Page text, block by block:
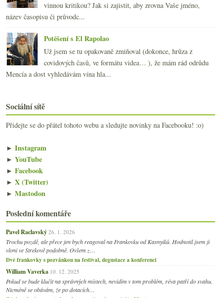
vinnou kritikou? Jak si zajistit, aby zrovna Vaše jméno,
název časopisu či průvodc...
Potěšení s El Rapolao
Už jsem se tu opakovaně zmiňoval (dokonce, hrůza z
covidových časů, ve formátu videa… ), že mám rád odrůdu
Mencía a dost vyhledávám vína hla...
Sociální sítě
Přidejte se do přátel tohoto webu a sledujte novinky na Facebooku! :o)
► Instagram
► YouTube
► Facebook
► X (Twitter)
► Mastodon
Poslední komentáře
Pavel Raclavský 26. 1. 2026
Trochu pozdě, ale přece jen bych reagoval na Frankovku od Kasnyiků. Hodnotil jsem ji
vloni ve Strekově podobně. Ovšem z…
Dvě frankovky s pozvánkou na festival, degustace a konferenci
William Vaverka 10. 12. 2025
Pokud se bude klučit na správných místech, nevidím v tom problém, réva patří do svahu.
Nicméně se obávám, že po dotacích…